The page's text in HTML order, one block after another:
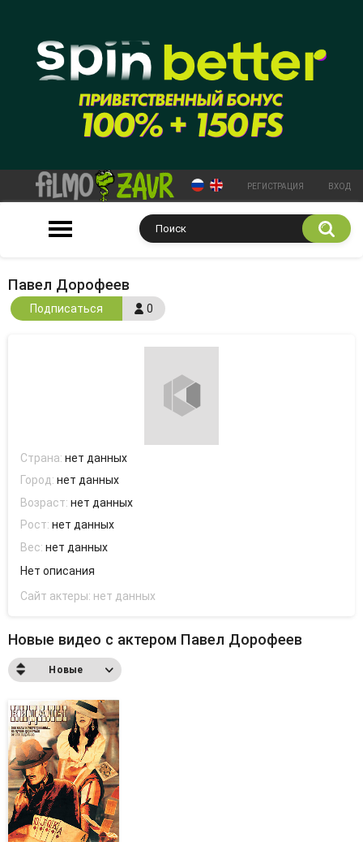
РЕГИСТРАЦИЯ ВХОД
Павел Дорофеев
0
Подписаться
Страна:нет данных
Город:нет данных
Возраст:нет данных
Рост:нет данных
Вес:нет данных
Нет описания
Сайт актеры: нет данных
Новые видео с актером Павел Дорофеев
Новые